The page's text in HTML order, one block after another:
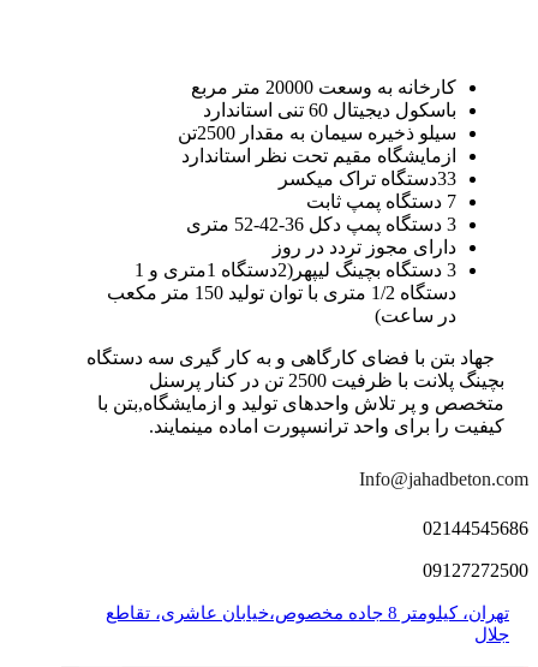
کارخانه به وسعت 20000 متر مربع
باسکول دیجیتال 60 تنی استاندارد
سیلو ذخیره سیمان به مقدار 2500تن
ازمایشگاه مقیم تحت نظر استاندارد
33دستگاه تراک میکسر
7 دستگاه پمپ ثابت
3 دستگاه پمپ دکل 36-42-52 متری
دارای مجوز تردد در روز
3 دستگاه بچینگ لیپهر(2دستگاه 1متری و 1
دستگاه 1/2 متری با توان تولید 150 متر مکعب
در ساعت)
جهاد بتن با فضای کارگاهی و به کار گیری سه دستگاه
بچینگ پلانت با ظرفیت 2500 تن در کنار پرسنل
متخصص و پر تلاش واحدهای تولید و ازمایشگاه,بتن با
کیفیت را برای واحد ترانسپورت اماده مینمایند.
Info@jahadbeton.com
02144545686
09127272500
تهران، کیلومتر 8 جاده مخصوص،خیابان عاشری، تقاطع
جلال